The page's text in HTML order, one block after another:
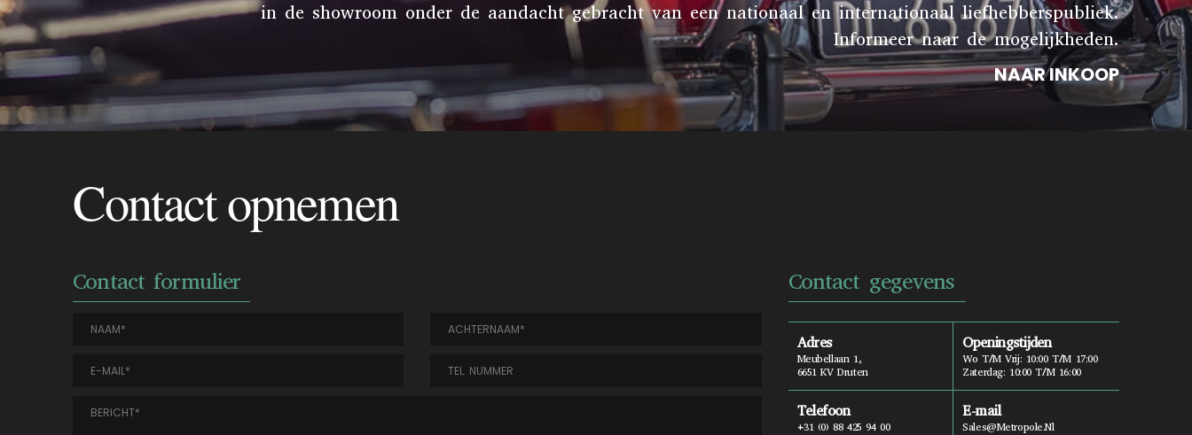
in de showroom onder de aandacht gebracht van een nationaal en internationaal liefhebberspubliek.
Informeer naar de mogelijkheden.
NAAR INKOOP
Contact opnemen
Contact formulier Contact gegevens
Adres
Meubellaan 1,
6651 KV Druten
Openingstijden
Wo T/m Vrij: 10:00 T/m 17:00
Zaterdag: 10:00 T/m 16:00
Telefoon
+31 (0) 88 425 94 00
E-mail
Sales@metropole.nl